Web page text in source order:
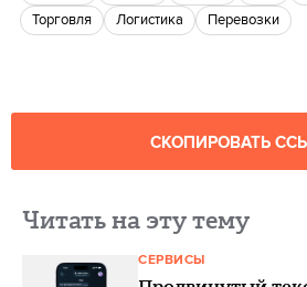
торговля
логистика перевозки
СКОПИРОВАТЬ
Читать на эту тему
СЕРВИСЫ